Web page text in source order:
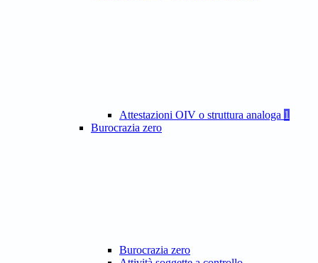
Attestazioni OIV o struttura analoga 1
Burocrazia zero
Burocrazia zero